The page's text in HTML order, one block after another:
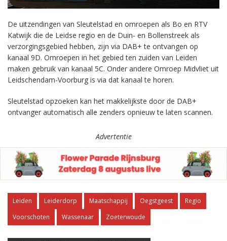
De uitzendingen van Sleutelstad en omroepen als Bo en RTV
Katwijk die de Leidse regio en de Duin- en Bollenstreek als
verzorgingsgebied hebben, zijn via DAB+ te ontvangen op
kanaal 9D. Omroepen in het gebied ten zuiden van Leiden
maken gebruik van kanaal 5C. Onder andere Omroep Midvliet uit
Leidschendam-Voorburg is via dat kanaal te horen.
Sleutelstad opzoeken kan het makkelijkste door de DAB+
ontvanger automatisch alle zenders opnieuw te laten scannen.
Advertentie
Leiden Leiderdorp Maatschappij Oegstgeest
Regio
Voorschoten
Wassenaar Zoeterwoude